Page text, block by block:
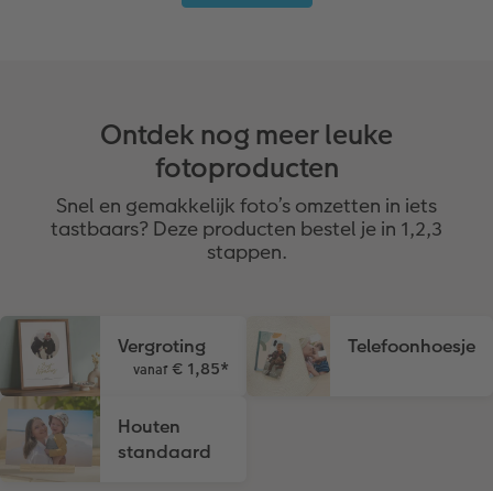
Ontdek nog meer leuke
fotoproducten
Snel en gemakkelijk foto’s omzetten in iets
tastbaars? Deze producten bestel je in 1,2,3
stappen.
Vergroting
vanaf € 1,85*
Telefoonhoesje
Houten
standaard